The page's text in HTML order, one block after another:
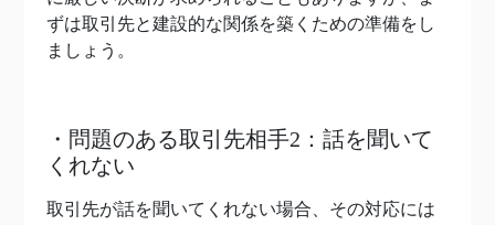
ずは取引先と建設的な関係を築くための準備をし
ましょう。
・問題のある取引先相手2：話を聞いて
くれない
取引先が話を聞いてくれない場合、その対応には